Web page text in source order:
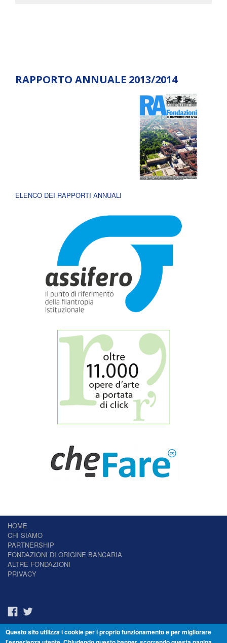
RAPPORTO ANNUALE 2013/2014
ELENCO DEI RAPPORTI ANNUALI
HOME
CHI SIAMO
PARTNERSHIP
FONDAZIONI DI ORIGINE BANCARIA
ALTRE FONDAZIONI
PRIVACY
Il Giornale delle Fondazioni - Periodico telematico
Questo sito utilizza i cookie per i proprio funzionamento e per migliorare